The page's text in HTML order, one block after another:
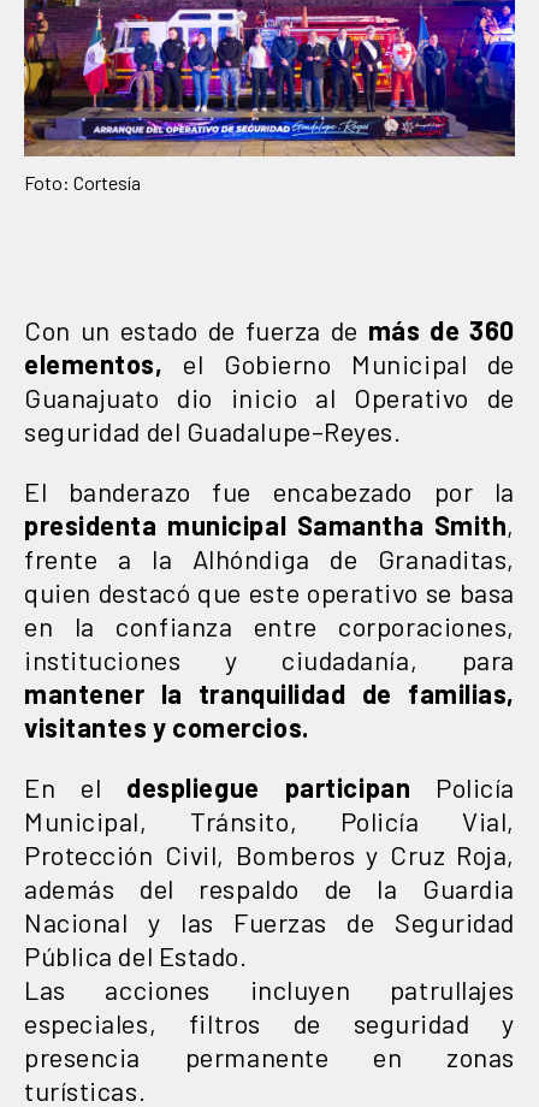
Foto: Cortesía
Con un estado de fuerza de más de 360
elementos, el Gobierno Municipal de
Guanajuato dio inicio al Operativo de
seguridad del Guadalupe–Reyes.
El banderazo fue encabezado por la
presidenta municipal Samantha Smith,
frente a la Alhóndiga de Granaditas,
quien destacó que este operativo se basa
en la confianza entre corporaciones,
instituciones y ciudadanía, para
mantener la tranquilidad de familias,
visitantes y comercios.
En el despliegue participan Policía
Municipal, Tránsito, Policía Vial,
Protección Civil, Bomberos y Cruz Roja,
además del respaldo de la Guardia
Nacional y las Fuerzas de Seguridad
Pública del Estado.
Las acciones incluyen patrullajes
especiales, filtros de seguridad y
presencia permanente en zonas
turísticas.